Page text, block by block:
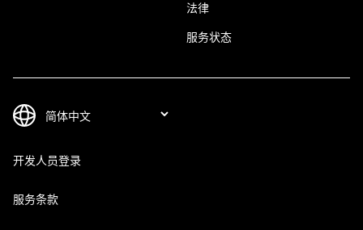
法律
服务状态
开发人员登录
服务条款